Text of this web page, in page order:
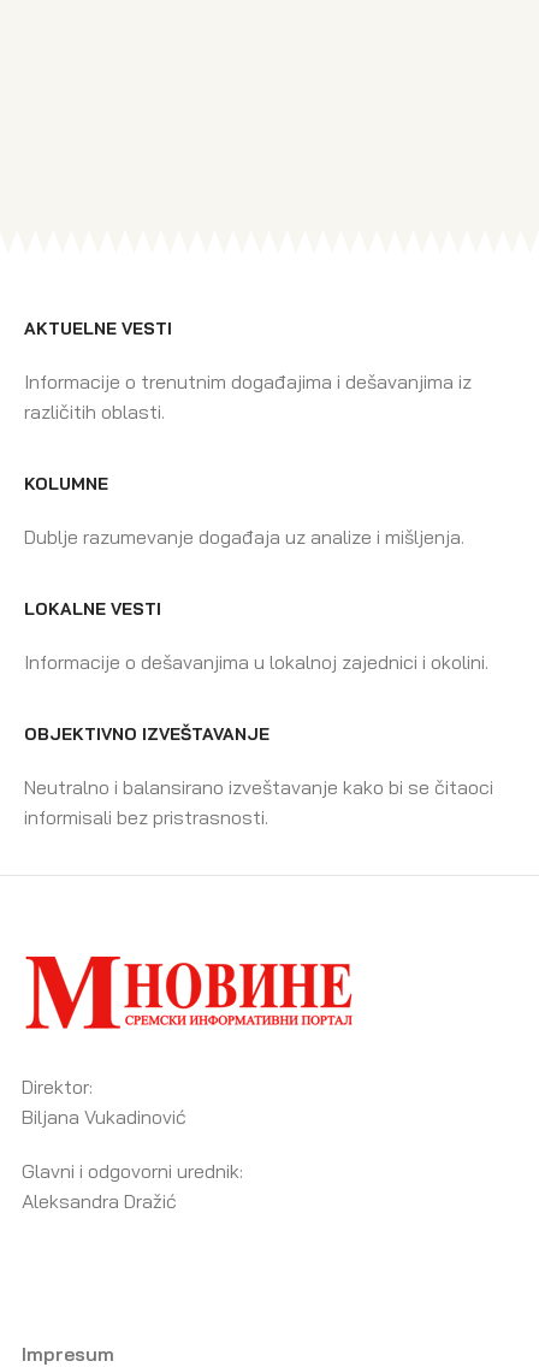
AKTUELNE VESTI
Informacije o trenutnim događajima i dešavanjima iz
različitih oblasti.
KOLUMNE
Dublje razumevanje događaja uz analize i mišljenja.
LOKALNE VESTI
Informacije o dešavanjima u lokalnoj zajednici i okolini.
OBJEKTIVNO IZVEŠTAVANJE
Neutralno i balansirano izveštavanje kako bi se čitaoci
informisali bez pristrasnosti.
Direktor:
Biljana Vukadinović
Glavni i odgovorni urednik:
Aleksandra Dražić
Impresum